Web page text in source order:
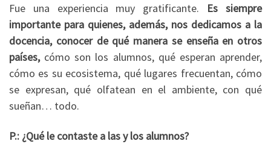
Fue una experiencia muy gratificante. Es siempre
importante para quienes, además, nos dedicamos a la
docencia, conocer de qué manera se enseña en otros
países,cómo son los alumnos, qué esperan aprender,
cómo es su ecosistema, qué lugares frecuentan, cómo
se expresan, qué olfatean en el ambiente, con qué
sueñan… todo.
P.: ¿Qué le contaste a las y los alumnos?